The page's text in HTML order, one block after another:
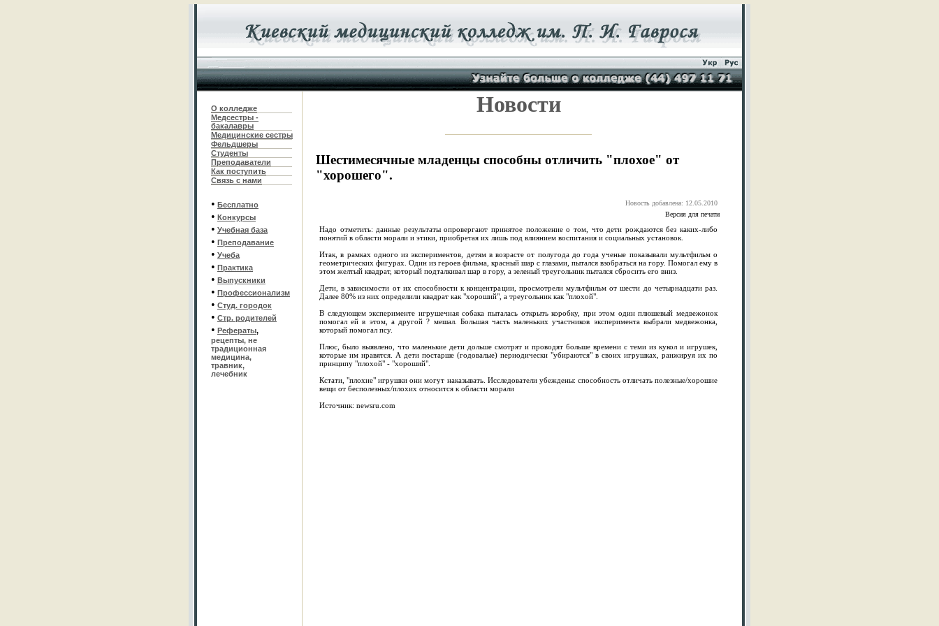
О колледже
Медсестры -
бакалавры
Медицинские сестры
Фельдшеры
Студенты
Преподаватели
Как поступить
Связь с нами
• Бесплатно
• Конкурсы
• Учебная база
• Преподавание
• Учеба
• Практика
• Выпускники
• Профессионализм
• Студ. городок
• Стр. родителей
• Рефераты,
рецепты, не
традиционная
медицина,
травник,
лечебник
Новости
Шестимесячные младенцы способны отличить "плохое" от
"хорошего".
Новость добавлена: 12.05.2010
Версия для печати
Надо отметить: данные результаты опровергают принятое положение о том, что дети рождаются без каких-либо
понятий в области морали и этики, приобретая их лишь под влиянием воспитания и социальных установок.
Итак, в рамках одного из экспериментов, детям в возрасте от полугода до года ученые показывали мультфильм о
геометрических фигурах. Один из героев фильма, красный шар с глазами, пытался взобраться на гору. Помогал ему в
этом желтый квадрат, который подталкивал шар в гору, а зеленый треугольник пытался сбросить его вниз.
Дети, в зависимости от их способности к концентрации, просмотрели мультфильм от шести до четырнадцати раз.
Далее 80% из них определили квадрат как "хороший", а треугольник как "плохой".
В следующем эксперименте игрушечная собака пыталась открыть коробку, при этом один плюшевый медвежонок
помогал ей в этом, а другой ? мешал. Большая часть маленьких участников эксперимента выбрали медвежонка,
который помогал псу.
Плюс, было выявлено, что маленькие дети дольше смотрят и проводят больше времени с теми из кукол и игрушек,
которые им нравятся. А дети постарше (годовалые) периодически "убираются" в своих игрушках, ранжируя их по
принципу "плохой" - "хороший".
Кстати, "плохие" игрушки они могут наказывать. Исследователи убеждены: способность отличать полезные/хорошие
вещи от бесполезных/плохих относится к области морали
Источник: newsru.com